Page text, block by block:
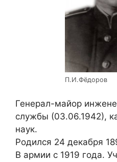
П.И.Фёдоров
Генерал-майор
службы (03.06.1942),
наук.
Родился 24 декабря
В армии с 1919 года.